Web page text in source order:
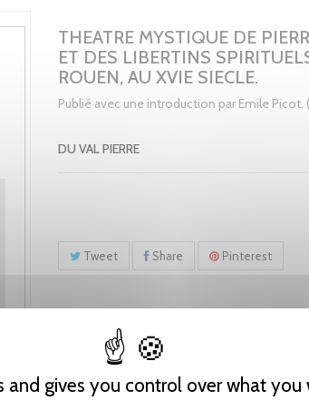
and gives you control over what
THEATRE MYSTIQUE DE
ET DES LIBERTINS
ROUEN, AU XVIE SIECLE.
Publié avec une introduction par Emile Picot.
DU VAL PIERRE
Tweet Share Pinterest